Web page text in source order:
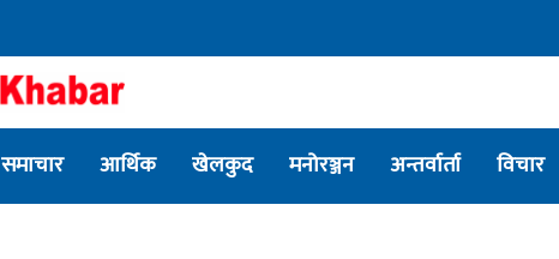
समाचार आर्थिक खेलकुद मनोरञ्जन अन्तर्वार्ता विचार